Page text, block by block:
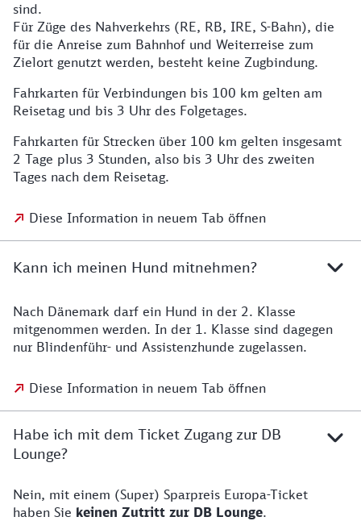
sind.
Für Züge des Nahverkehrs (RE, RB, IRE, S-Bahn), die
für die Anreise zum Bahnhof und Weiterreise zum
Zielort genutzt werden, besteht keine Zugbindung.
Fahrkarten für Verbindungen bis 100 km gelten am
Reisetag und bis 3 Uhr des Folgetages.
Fahrkarten für Strecken über 100 km gelten insgesamt
2 Tage plus 3 Stunden, also bis 3 Uhr des zweiten
Tages nach dem Reisetag.
Diese Information in neuem Tab öffnen
Kann ich meinen Hund mitnehmen?
Nach Dänemark darf ein Hund in der 2. Klasse
mitgenommen werden. In der 1. Klasse sind dagegen
nur Blindenführ- und Assistenzhunde zugelassen.
Diese Information in neuem Tab öffnen
Habe ich mit dem Ticket Zugang zur DB
Lounge?
Nein, mit einem (Super) Sparpreis Europa-Ticket
haben Sie keinen Zutritt zur DB Lounge.